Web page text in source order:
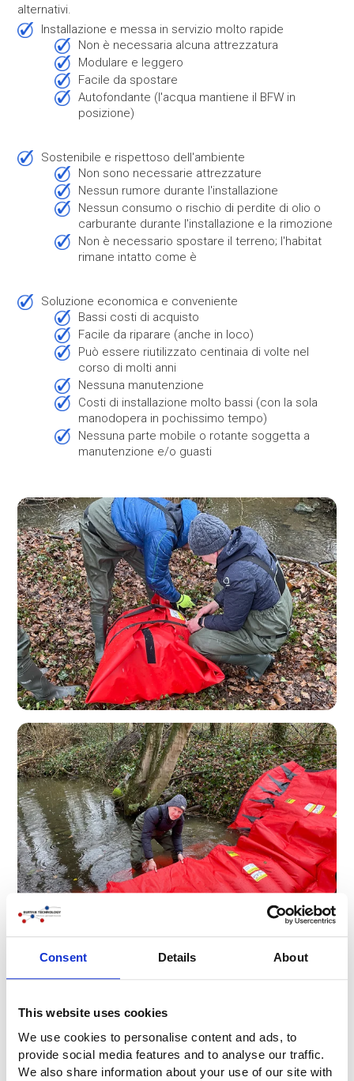
Consent Details About
This website uses cookies
We use cookies to personalise content and ads, to
provide social media features and to analyse our traffic.
We also share information about your use of our site with
alternativi.
Installazione e messa in servizio molto rapide
non è necessaria alcuna attrezzatura
modulare e leggero
facile da spostare
autofondante (l'acqua mantiene il BFW in
posizione)
Sostenibile e rispettoso dell'ambiente
non sono necessarie attrezzature
nessun rumore durante l'installazione
nessun consumo o rischio di perdite di olio o
carburante durante l'installazione e la rimozione
non è necessario spostare il terreno; l'habitat
rimane intatto come è
Soluzione economica e conveniente
bassi costi di acquisto
facile da riparare (anche in loco)
può essere riutilizzato centinaia di volte nel
corso di molti anni
nessuna manutenzione
costi di installazione molto bassi (con la sola
manodopera in pochissimo tempo)
nessuna parte mobile o rotante soggetta a
manutenzione e/o guasti
Creazione di un serbatoio per l'acqua
antincendio
Con una diga d'acqua flessibile di Buitink Technology, è
alla velocità della luce, ovunque vi siano fonti d'acqua
naturali.